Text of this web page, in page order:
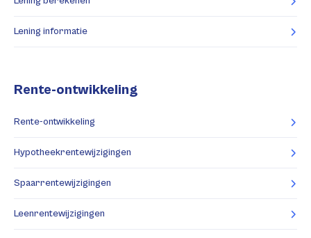
Lening informatie
Rente-ontwikkeling
Rente-ontwikkeling
Hypotheekrentewijzigingen
Spaarrentewijzigingen
Leenrentewijzigingen